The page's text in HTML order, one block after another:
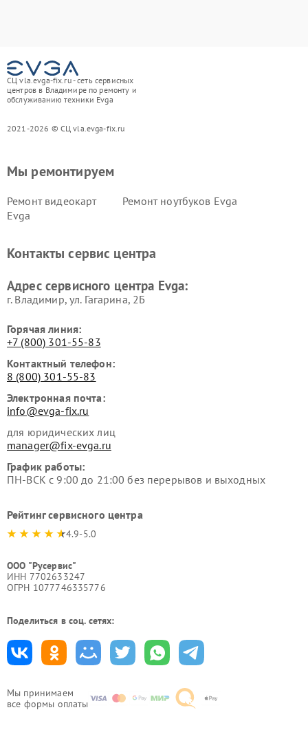
СЦ vla.evga-fix.ru - сеть сервисных
центров в Владимире по ремонту и
обслуживанию техники Evga
2021-2026 © СЦ vla.evga-fix.ru
Мы принимаем
все формы оплаты
Мы ремонтируем
Ремонт видеокарт
Evga
Ремонт ноутбуков Evga
Контакты сервис центра
Адрес сервисного центра Evga:
г. Владимир, ул. Гагарина, 2Б
Горячая линия:
+7 (800) 301-55-83
Контактный телефон:
8 (800) 301-55-83
Электронная почта:
info@evga-fix.ru
для юридических лиц
manager@fix-evga.ru
График работы:
ПН-ВСК с 9:00 до 21:00 без перерывов и выходных
Рейтинг сервисного центра
4.9-5.0
ООО "Русервис"
ИНН 7702633247
ОГРН 1077746335776
Поделиться в соц. сетях: